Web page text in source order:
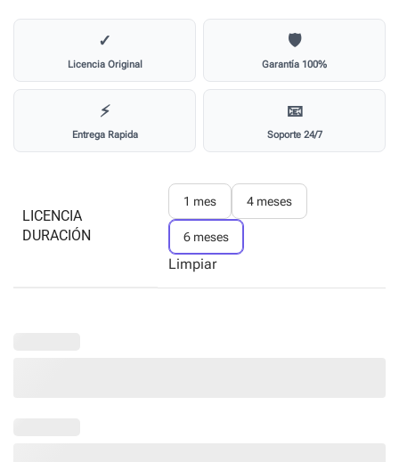
✓
Licencia Original
🛡️
Garantía 100%
⚡
Entrega Rapida
📧
Soporte 24/7
LICENCIA
DURACIÓN
1 mes 4 meses
6 meses
Limpiar